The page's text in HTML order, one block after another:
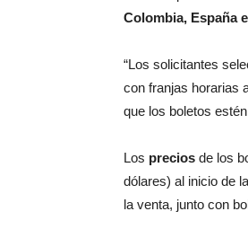
Colombia, España
“Los solicitantes
con franjas horarias
que los boletos
Los precios de los
dólares) al inicio de
la venta, junto con